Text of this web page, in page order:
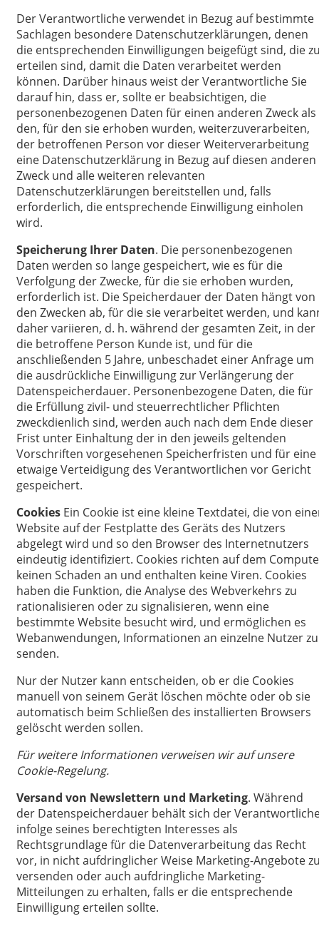
Der Verantwortliche verwendet in Bezug auf bestimmte
Sachlagen besondere Datenschutzerklärungen, denen
die entsprechenden Einwilligungen beigefügt sind, die
erteilen sind, damit die Daten verarbeitet werden
können. Darüber hinaus weist der Verantwortliche Sie
darauf hin, dass er, sollte er beabsichtigen, die
personenbezogenen Daten für einen anderen Zweck als
den, für den sie erhoben wurden, weiterzuverarbeiten,
der betroffenen Person vor dieser Weiterverarbeitung
eine Datenschutzerklärung in Bezug auf diesen anderen
Zweck und alle weiteren relevanten
Datenschutzerklärungen bereitstellen und, falls
erforderlich, die entsprechende Einwilligung einholen
wird.
Speicherung Ihrer Daten. Die personenbezogenen
Daten werden so lange gespeichert, wie es für die
Verfolgung der Zwecke, für die sie erhoben wurden,
erforderlich ist. Die Speicherdauer der Daten hängt von
den Zwecken ab, für die sie verarbeitet werden, und
daher variieren, d. h. während der gesamten Zeit, in der
die betroffene Person Kunde ist, und für die
anschließenden 5 Jahre, unbeschadet einer Anfrage um
die ausdrückliche Einwilligung zur Verlängerung der
Datenspeicherdauer. Personenbezogene Daten, die für
die Erfüllung zivil- und steuerrechtlicher Pflichten
zweckdienlich sind, werden auch nach dem Ende dieser
Frist unter Einhaltung der in den jeweils geltenden
Vorschriften vorgesehenen Speicherfristen und für eine
etwaige Verteidigung des Verantwortlichen vor Gericht
gespeichert.
Cookies Ein Cookie ist eine kleine Textdatei, die von
Website auf der Festplatte des Geräts des Nutzers
abgelegt wird und so den Browser des Internetnutzers
eindeutig identifiziert. Cookies richten auf dem
keinen Schaden an und enthalten keine Viren. Cookies
haben die Funktion, die Analyse des Webverkehrs zu
rationalisieren oder zu signalisieren, wenn eine
bestimmte Website besucht wird, und ermöglichen es
Webanwendungen, Informationen an einzelne Nutzer zu
senden.
Nur der Nutzer kann entscheiden, ob er die Cookies
manuell von seinem Gerät löschen möchte oder ob sie
automatisch beim Schließen des installierten Browsers
gelöscht werden sollen.
Für weitere Informationen verweisen wir auf unsere
Cookie-Regelung.
Versand von Newslettern und Marketing. Während
der Datenspeicherdauer behält sich der
infolge seines berechtigten Interesses als
Rechtsgrundlage für die Datenverarbeitung das Recht
vor, in nicht aufdringlicher Weise Marketing-Angebote
versenden oder auch aufdringliche Marketing-
Mitteilungen zu erhalten, falls er die entsprechende
Einwilligung erteilen sollte.